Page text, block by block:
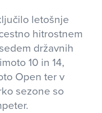
letošnje
hitrostnem
državnih
10 in 14,
Open ter v
sezone so